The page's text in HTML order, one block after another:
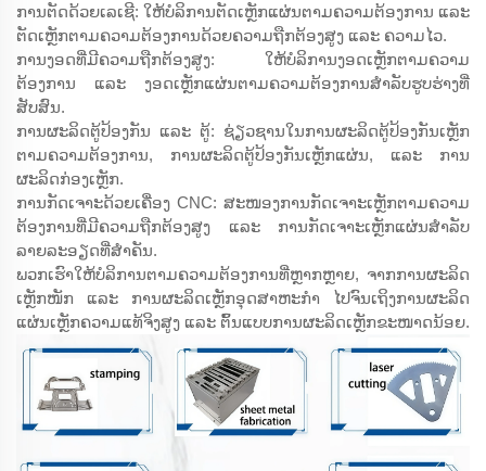
ການຕັດດ້ວຍເລເຊີ: ໃຫ້ບໍລິການຕັດເຫຼັກແຜ່ນຕາມຄວາມຕ້ອງການ ແລະ
ຕັດເຫຼັກຕາມຄວາມຕ້ອງການດ້ວຍຄວາມຖືກຕ້ອງສູງ ແລະ ຄວາມໄວ.
ການງອດທີ່ມີຄວາມຖືກຕ້ອງສູງ: ໃຫ້ບໍລິການງອດເຫຼັກຕາມຄວາມ
ຕ້ອງການ ແລະ ງອດເຫຼັກແຜ່ນຕາມຄວາມຕ້ອງການສຳລັບຮູບຮ່າງທີ່
ສັບສົນ.
ການຜະລິດຕູ້ປ້ອງກັນ ແລະ ຕູ້: ຊ່ຽວຊານໃນການຜະລິດຕູ້ປ້ອງກັນເຫຼັກ
ຕາມຄວາມຕ້ອງການ, ການຜະລິດຕູ້ປ້ອງກັນເຫຼັກແຜ່ນ, ແລະ ການ
ຜະລິດກ່ອງເຫຼັກ.
ການກັດເຈາະດ້ວຍເຄື່ອງ CNC: ສະໜອງການກັດເຈາະເຫຼັກຕາມຄວາມ
ຕ້ອງການທີ່ມີຄວາມຖືກຕ້ອງສູງ ແລະ ການກັດເຈາະເຫຼັກແຜ່ນສຳລັບ
ລາຍລະອຽດທີ່ສຳຄັນ.
ພວກເຮົາໃຫ້ບໍລິການຕາມຄວາມຕ້ອງການທີ່ຫຼາກຫຼາຍ, ຈາກການຜະລິດ
ເຫຼັກໜັກ ແລະ ການຜະລິດເຫຼັກອຸດສາຫະກຳ ໄປຈົນເຖິງການຜະລິດ
ແຜ່ນເຫຼັກຄວາມແທ້ຈິງສູງ ແລະ ຕົ້ນແບບການຜະລິດເຫຼັກຂະໜາດນ້ອຍ.